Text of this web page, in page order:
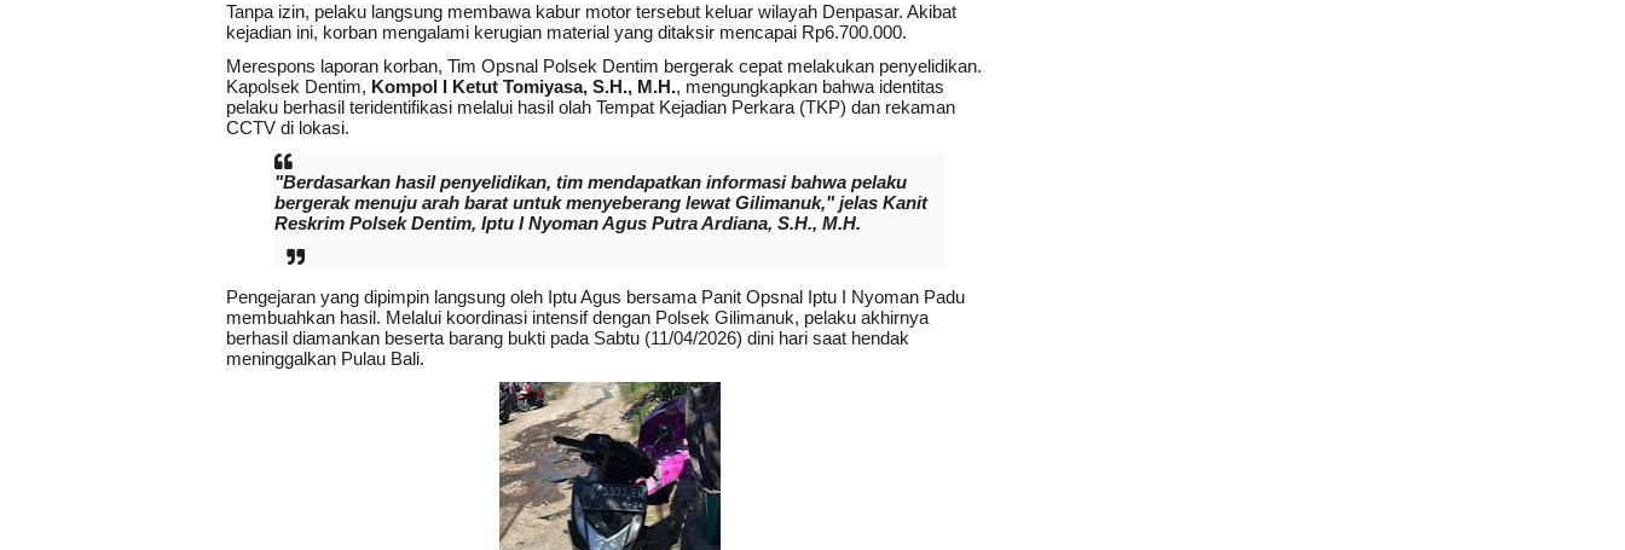
Tanpa izin, pelaku langsung membawa kabur motor tersebut keluar wilayah Denpasar. Akibat
kejadian ini, korban mengalami kerugian material yang ditaksir mencapai Rp6.700.000.
Merespons laporan korban, Tim Opsnal Polsek Dentim bergerak cepat melakukan penyelidikan.
Kapolsek Dentim, Kompol I Ketut Tomiyasa, S.H., M.H., mengungkapkan bahwa identitas
pelaku berhasil teridentifikasi melalui hasil olah Tempat Kejadian Perkara (TKP) dan rekaman
CCTV di lokasi.
"Berdasarkan hasil penyelidikan, tim mendapatkan informasi bahwa pelaku
bergerak menuju arah barat untuk menyeberang lewat Gilimanuk," jelas Kanit
Reskrim Polsek Dentim, Iptu I Nyoman Agus Putra Ardiana, S.H., M.H.
Pengejaran yang dipimpin langsung oleh Iptu Agus bersama Panit Opsnal Iptu I Nyoman Padu
membuahkan hasil. Melalui koordinasi intensif dengan Polsek Gilimanuk, pelaku akhirnya
berhasil diamankan beserta barang bukti pada Sabtu (11/04/2026) dini hari saat hendak
meninggalkan Pulau Bali.